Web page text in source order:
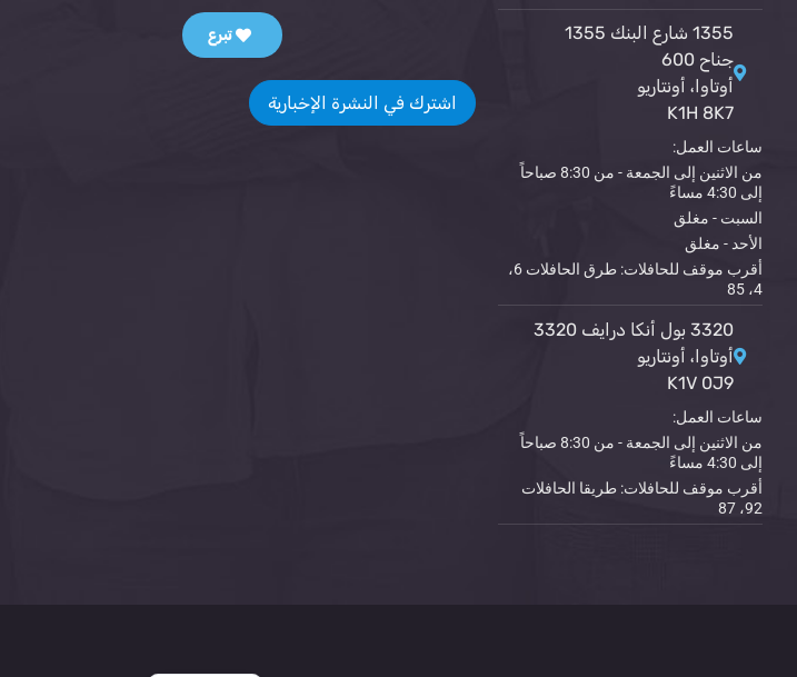
1355 شارع البنك 1355
جناح 600
أوتاوا، أونتاريو
K1H 8K7
ساعات العمل:
من الاثنين إلى الجمعة - من 8:30 صباحاً
إلى 4:30 مساءً
السبت - مغلق
الأحد - مغلق
أقرب موقف للحافلات: طرق الحافلات 6،
4، 85
3320 بول أنكا درايف 3320
أوتاوا، أونتاريو
K1V 0J9
ساعات العمل:
من الاثنين إلى الجمعة - من 8:30 صباحاً
إلى 4:30 مساءً
أقرب موقف للحافلات: طريقا الحافلات
92، 87
تبرع
اشترك في النشرة الإخبارية